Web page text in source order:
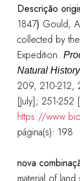
Descrição
1847) Gould,
collected by
Expedition.
Natural
209, 210-212,
[July]; 251-252
https://
página(s): 198
nova